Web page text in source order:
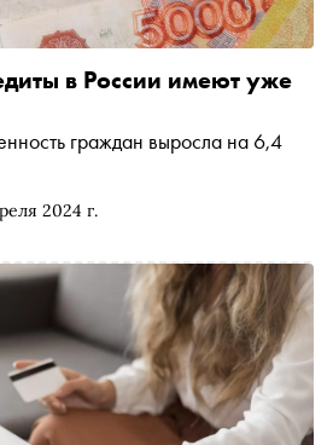
2024 г.
в России имеют уже
граждан выросла на 6,4